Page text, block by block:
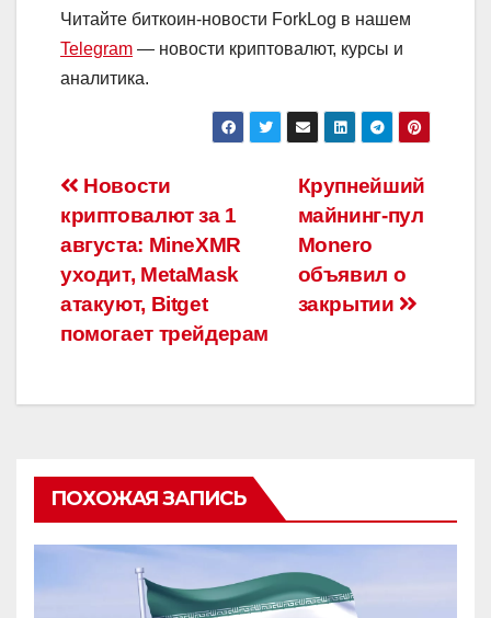
Читайте биткоин-новости ForkLog в нашем
Telegram — новости криптовалют, курсы и
аналитика.
Навигация
по
записям
Крупнейший
майнинг-пул
Monero
объявил о
закрытии
Новости
криптовалют за 1
августа: MineXMR
уходит, MetaMask
атакуют, Bitget
помогает трейдерам
ПОХОЖАЯ ЗАПИСЬ